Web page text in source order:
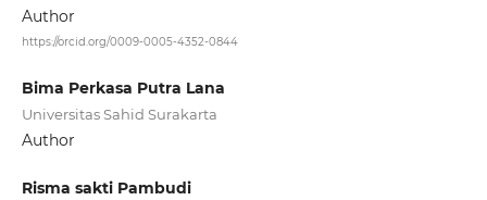
Author
https://orcid.org/0009-0005-4352-0844
Bima Perkasa Putra Lana
Universitas Sahid Surakarta
Author
Risma sakti Pambudi